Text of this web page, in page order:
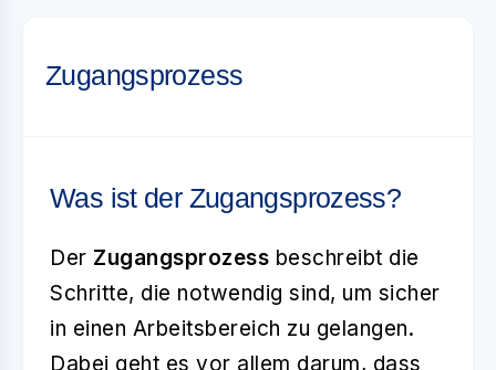
Zugangsprozess
Was ist der Zugangsprozess?
Der Zugangsprozess beschreibt die
Schritte, die notwendig sind, um sicher
in einen Arbeitsbereich zu gelangen.
Dabei geht es vor allem darum, dass